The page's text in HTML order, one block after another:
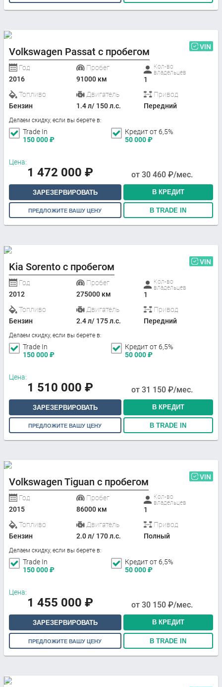
Volkswagen Passat с пробегом VIN
Год
2016
Пробег
91000 км
Кол-во
владельцев
1
Топливо
Бензин
Двигатель
1.4 л/ 150 л.с.
Привод
Передний
Делаем скидку, если вы берете в:
Trade In
150 000₽
Кредит от 6,5%
50 000₽
Цена:
1 472 000 ₽ от 30 460 ₽/мес.
ЗАРЕЗЕРВИРОВАТЬ В КРЕДИТ
ПРЕДЛОЖИТЕ ВАШУ ЦЕНУ В TRADE IN
Kia Sorento с пробегом VIN
Год
2012
Пробег
275000 км
Кол-во
владельцев
1
Топливо
Бензин
Двигатель
2.4 л/ 175 л.с.
Привод
Передний
Делаем скидку, если вы берете в:
Trade In
150 000₽
Кредит от 6,5%
50 000₽
Цена:
1 510 000 ₽ от 31 150 ₽/мес.
ЗАРЕЗЕРВИРОВАТЬ В КРЕДИТ
ПРЕДЛОЖИТЕ ВАШУ ЦЕНУ В TRADE IN
Volkswagen Tiguan с пробегом VIN
Год
2015
Пробег
86000 км
Кол-во
владельцев
1
Топливо
Бензин
Двигатель
2.0 л/ 170 л.с.
Привод
Полный
Делаем скидку, если вы берете в:
Trade In
150 000₽
Кредит от 6,5%
50 000₽
Цена:
1 455 000 ₽ от 30 150 ₽/мес.
ЗАРЕЗЕРВИРОВАТЬ В КРЕДИТ
ПРЕДЛОЖИТЕ ВАШУ ЦЕНУ В TRADE IN